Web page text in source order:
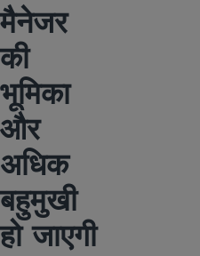
मैनेजर
की
भूमिका
और
अधिक
बहुमुखी
हो जाएगी